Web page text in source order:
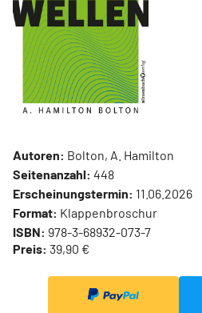
Autoren: Bolton, A. Hamilton
Seitenanzahl: 448
Erscheinungstermin: 11.06.2026
Format: Klappenbroschur
ISBN: 978-3-68932-073-7
Preis: 39,90 €